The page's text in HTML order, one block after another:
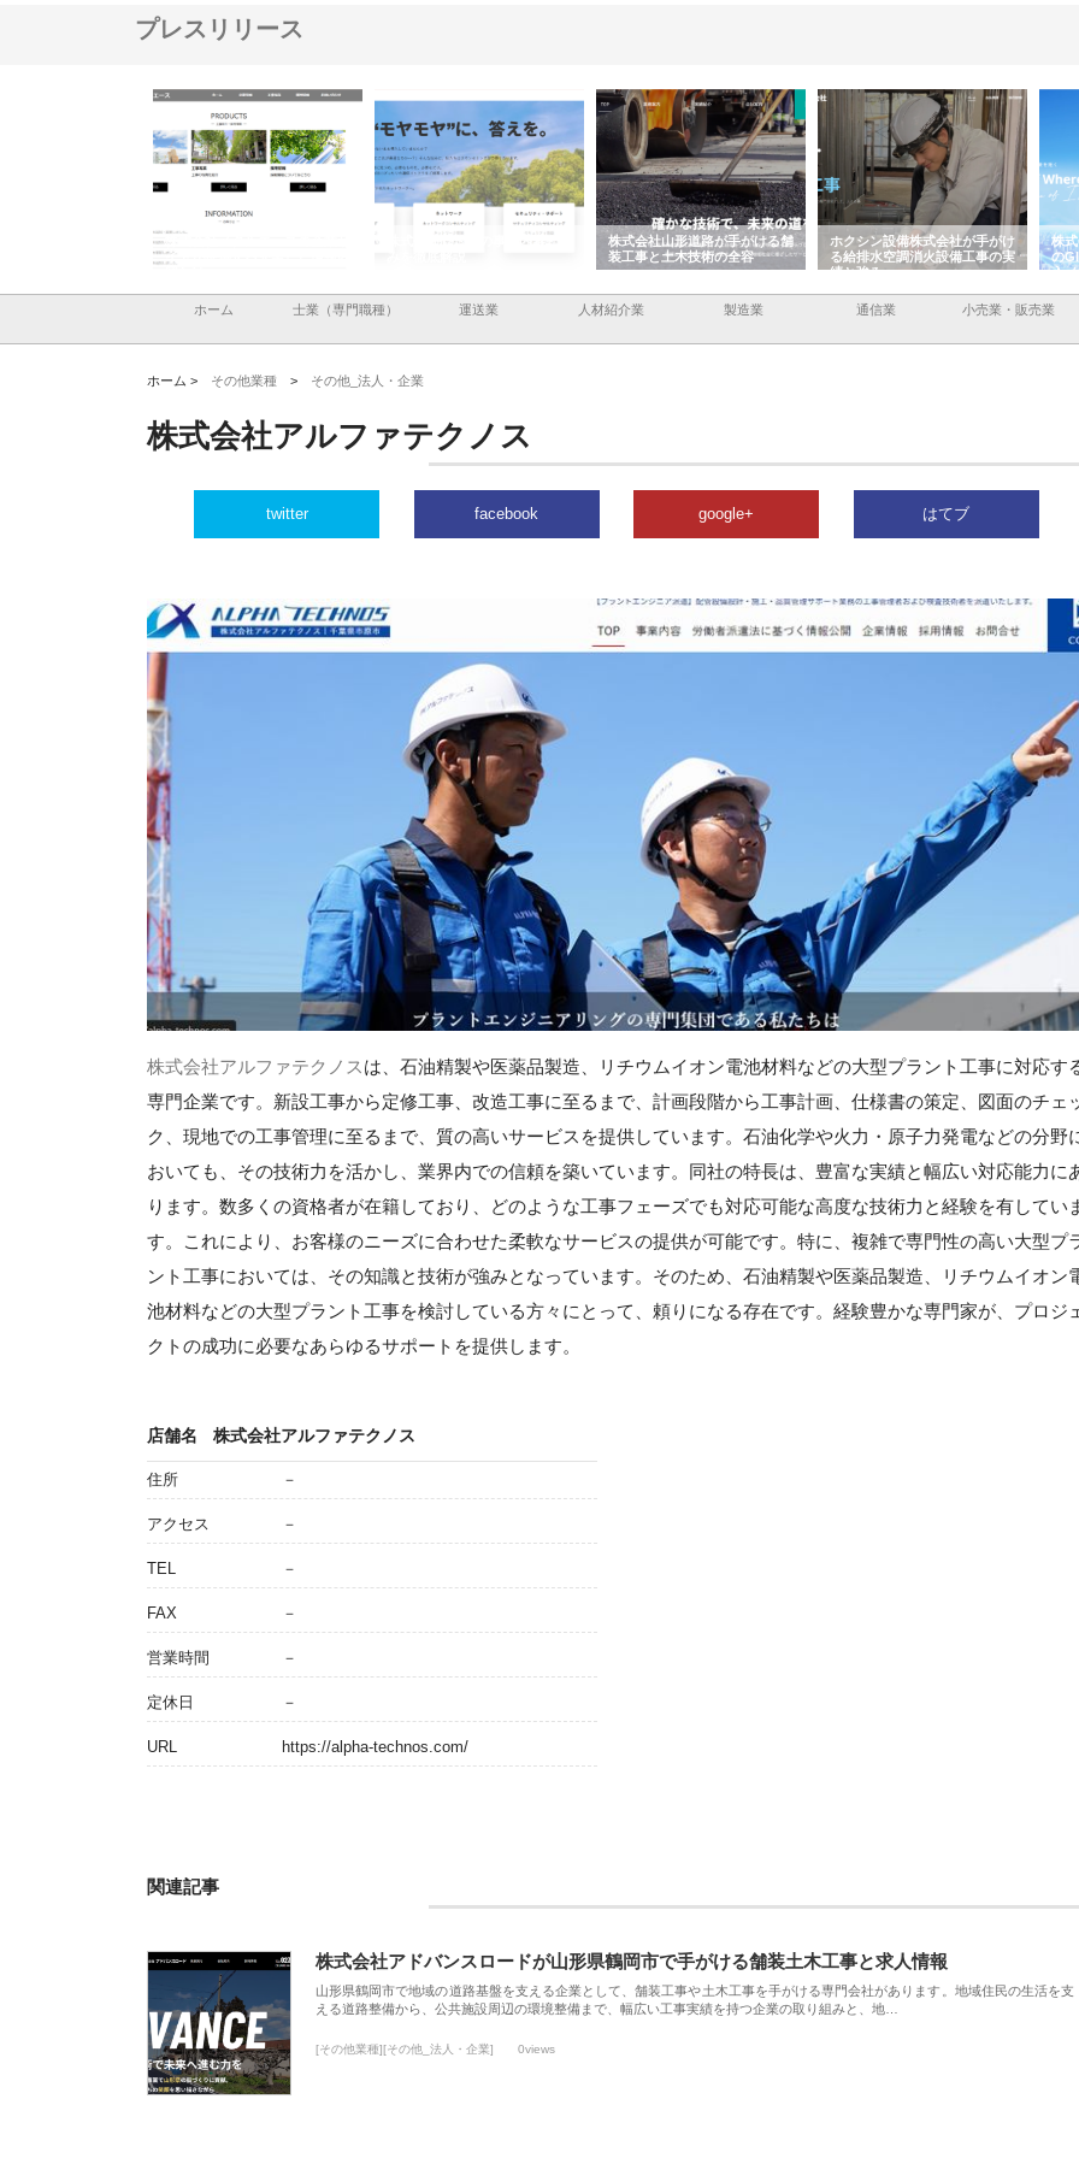
プレスリリース
イトが提供する充実した情報内
株式会社ＣＳＡの事業内容と強
株式会社山形道路が手がける舗
装工事と土木技術の全容
ホクシン設備株式会社が手がけ
る給排水空調消火設備工事の実
績と強み
株
の
入
ホーム 士業（専門職種） 運送業 人材紹介業 製造業 通信業 小売業・販売業
ホーム > その他業種 > その他_法人・企業
株式会社アルファテクノス
twitter facebook google+ はてブ
株式会社アルファテクノス は、石油精製や医薬品製造、リチウムイオン電池材料などの大型プラント工事に対応す
専門企業です。新設工事から定修工事、改造工事に至るまで、計画段階から工事計画、仕様書の策定、図面のチェ
ク、現地での工事管理に至るまで、質の高いサービスを提供しています。石油化学や火力・原子力発電などの分野
おいても、その技術力を活かし、業界内での信頼を築いています。同社の特長は、豊富な実績と幅広い対応能力に
ります。数多くの資格者が在籍しており、どのような工事フェーズでも対応可能な高度な技術力と経験を有してい
す。これにより、お客様のニーズに合わせた柔軟なサービスの提供が可能です。特に、複雑で専門性の高い大型プ
ント工事においては、その知識と技術が強みとなっています。そのため、石油精製や医薬品製造、リチウムイオン
池材料などの大型プラント工事を検討している方々にとって、頼りになる存在です。経験豊かな専門家が、プロジ
クトの成功に必要なあらゆるサポートを提供します。
店舗名 株式会社アルファテクノス
住所 －
アクセス －
TEL －
FAX －
営業時間 －
定休日 －
URL https://alpha-technos.com/
関連記事
株式会社アドバンスロードが山形県鶴岡市で手がける舗装土木工事と求人情報
山形県鶴岡市で地域の道路基盤を支える企業として、舗装工事や土木工事を手がける専門会社があります。地域住民の生活を支
える道路整備から、公共施設周辺の環境整備まで、幅広い工事実績を持つ企業の取り組みと、地…
[その他業種][その他_法人・企業] 0views